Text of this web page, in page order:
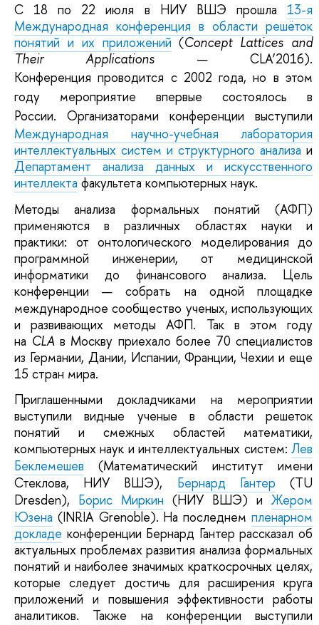
C 18 по 22 июля в НИУ ВШЭ прошла 13-я
Международная конференция в области решёток
понятий и их приложений (Concept Lattices and
Their Applications
—CLA’2016).
Конференцияпроводится с 2002 года, но в этом
году мероприятие впервые состоялось в
России. Организаторами конференции выступили
Международная научно-учебная лаборатория
интеллектуальных систем и структурного анализа и
Департамент анализа данных и искусственного
интеллекта факультета компьютерных наук.
Методы анализа формальных понятий (АФП)
применяются в различных областях науки и
практики: от онтологического моделирования до
программной инженерии, от медицинской
информатики до финансового анализа. Цель
конференции— собрать на одной площадке
международное сообщество ученых, использующих
и развивающих методы АФП. Так в этом году
на CLA в Москву приехало более 70 специалистов
из Германии, Дании, Испании, Франции, Чехии и еще
15 стран мира.
Приглашенными докладчиками на мероприятии
выступили видные ученые в области решеток
понятий и смежных областей математики,
компьютерных наук и интеллектуальных систем: Лев
Беклемешев (Математический институт имени
Стеклова, НИУ ВШЭ), Бернард Гантер (TU
Dresden), Борис Миркин (НИУ ВШЭ) и Жером
Юзена (INRIA Grenoble). На последнем пленарном
докладе конференции Бернард Гантер рассказал об
актуальных проблемах развития анализа формальных
понятий и наиболее значимых краткосрочных целях,
которые следует достичь для расширения круга
приложений и повышения эффективности работы
аналитиков. Также на конференции выступили